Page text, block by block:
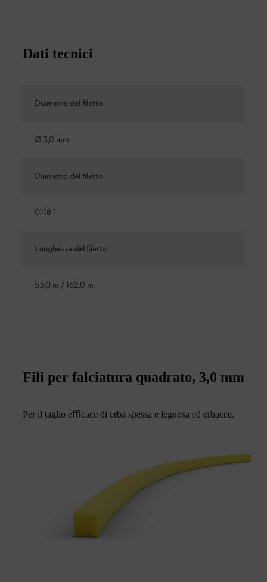
Dati tecnici
Diametro del filetto
Ø 3,0 mm
Diametro del filetto
0.118 "
Lunghezza del filetto
53,0 m / 162,0 m
Fili per falciatura quadrato, 3,0 mm
Per il taglio eﬃcace di erba spessa e legnosa ed erbacce.